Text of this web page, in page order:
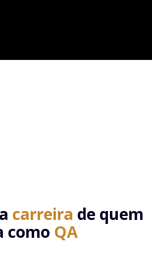
carreira de quem
como QA